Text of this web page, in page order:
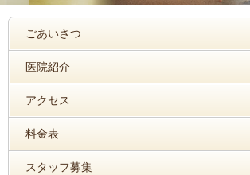
ごあいさつ
医院紹介
アクセス
料金表
スタッフ募集